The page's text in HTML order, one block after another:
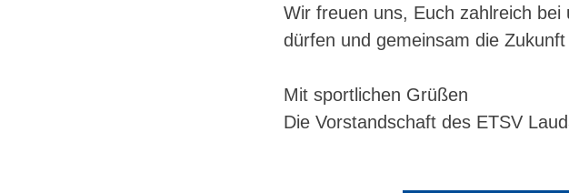
Wir freuen uns, Euch zahlreich
dürfen und gemeinsam die
Mit sportlichen Grüßen
Die Vorstandschaft des ETSV